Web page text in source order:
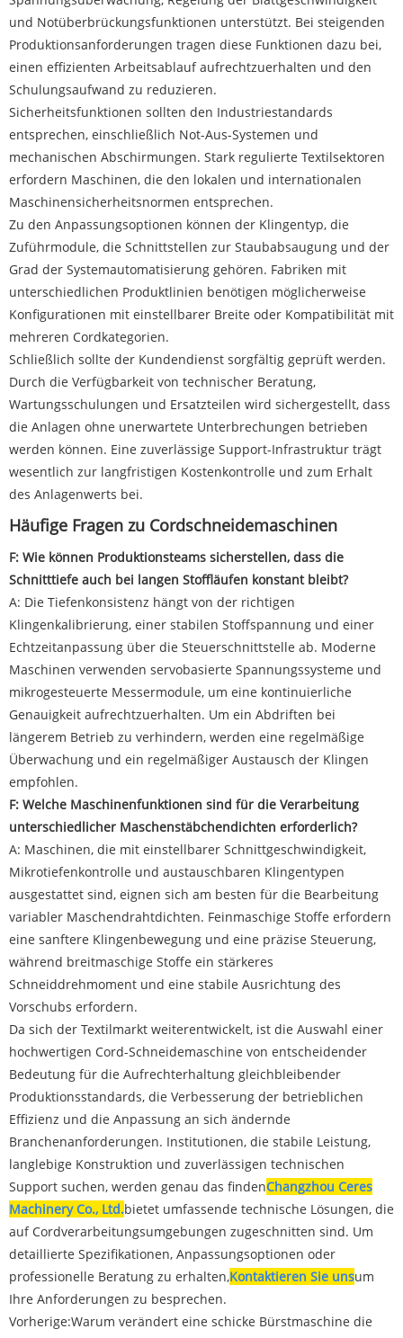
und Notüberbrückungsfunktionen unterstützt. Bei steigenden
Produktionsanforderungen tragen diese Funktionen dazu bei,
einen effizienten Arbeitsablauf aufrechtzuerhalten und den
Schulungsaufwand zu reduzieren.
Sicherheitsfunktionen sollten den Industriestandards
entsprechen, einschließlich Not-Aus-Systemen und
mechanischen Abschirmungen. Stark regulierte Textilsektoren
erfordern Maschinen, die den lokalen und internationalen
Maschinensicherheitsnormen entsprechen.
Zu den Anpassungsoptionen können der Klingentyp, die
Zuführmodule, die Schnittstellen zur Staubabsaugung und der
Grad der Systemautomatisierung gehören. Fabriken mit
unterschiedlichen Produktlinien benötigen möglicherweise
Konfigurationen mit einstellbarer Breite oder Kompatibilität mit
mehreren Cordkategorien.
Schließlich sollte der Kundendienst sorgfältig geprüft werden.
Durch die Verfügbarkeit von technischer Beratung,
Wartungsschulungen und Ersatzteilen wird sichergestellt, dass
die Anlagen ohne unerwartete Unterbrechungen betrieben
werden können. Eine zuverlässige Support-Infrastruktur trägt
wesentlich zur langfristigen Kostenkontrolle und zum Erhalt
des Anlagenwerts bei.
Häufige Fragen zu Cordschneidemaschinen
F: Wie können Produktionsteams sicherstellen, dass die
Schnitttiefe auch bei langen Stoffläufen konstant bleibt?
A: Die Tiefenkonsistenz hängt von der richtigen
Klingenkalibrierung, einer stabilen Stoffspannung und einer
Echtzeitanpassung über die Steuerschnittstelle ab. Moderne
Maschinen verwenden servobasierte Spannungssysteme und
mikrogesteuerte Messermodule, um eine kontinuierliche
Genauigkeit aufrechtzuerhalten. Um ein Abdriften bei
längerem Betrieb zu verhindern, werden eine regelmäßige
Überwachung und ein regelmäßiger Austausch der Klingen
empfohlen.
F: Welche Maschinenfunktionen sind für die Verarbeitung
unterschiedlicher Maschenstäbchendichten erforderlich?
A: Maschinen, die mit einstellbarer Schnittgeschwindigkeit,
Mikrotiefenkontrolle und austauschbaren Klingentypen
ausgestattet sind, eignen sich am besten für die Bearbeitung
variabler Maschendrahtdichten. Feinmaschige Stoffe erfordern
eine sanftere Klingenbewegung und eine präzise Steuerung,
während breitmaschige Stoffe ein stärkeres
Schneiddrehmoment und eine stabile Ausrichtung des
Vorschubs erfordern.
Da sich der Textilmarkt weiterentwickelt, ist die Auswahl einer
hochwertigen Cord-Schneidemaschine von entscheidender
Bedeutung für die Aufrechterhaltung gleichbleibender
Produktionsstandards, die Verbesserung der betrieblichen
Effizienz und die Anpassung an sich ändernde
Branchenanforderungen. Institutionen, die stabile Leistung,
langlebige Konstruktion und zuverlässigen technischen
Support suchen, werden genau das findenChangzhou Ceres
Machinery Co., Ltd.bietet umfassende technische Lösungen, die
auf Cordverarbeitungsumgebungen zugeschnitten sind. Um
detaillierte Spezifikationen, Anpassungsoptionen oder
professionelle Beratung zu erhalten,Kontaktieren Sie unsum
Ihre Anforderungen zu besprechen.
Vorherige:Warum verändert eine schicke Bürstmaschine die